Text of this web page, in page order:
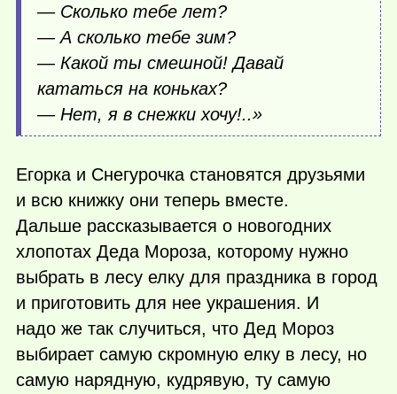
— Сколько тебе лет?
— А сколько тебе зим?
— Какой ты смешной! Давай
кататься на коньках?
— Нет, я в снежки хочу!..»
Егорка и Снегурочка становятся друзьями
и всю книжку они теперь вместе.
Дальше рассказывается о новогодних
хлопотах Деда Мороза, которому нужно
выбрать в лесу елку для праздника в город
и приготовить для нее украшения. И
надо же так случиться, что Дед Мороз
выбирает самую скромную елку в лесу, но
самую нарядную, кудрявую, ту самую